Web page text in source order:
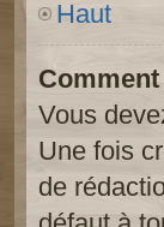
Haut
Vous
Une fois
de